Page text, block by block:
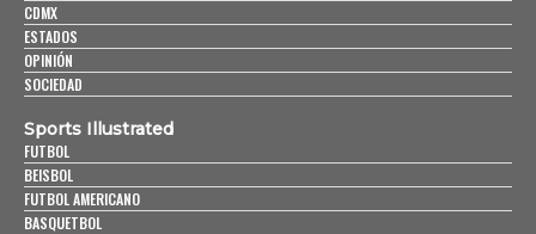
CDMX
ESTADOS
OPINIÓN
SOCIEDAD
Sports Illustrated
FUTBOL
BEISBOL
FUTBOL AMERICANO
BASQUETBOL